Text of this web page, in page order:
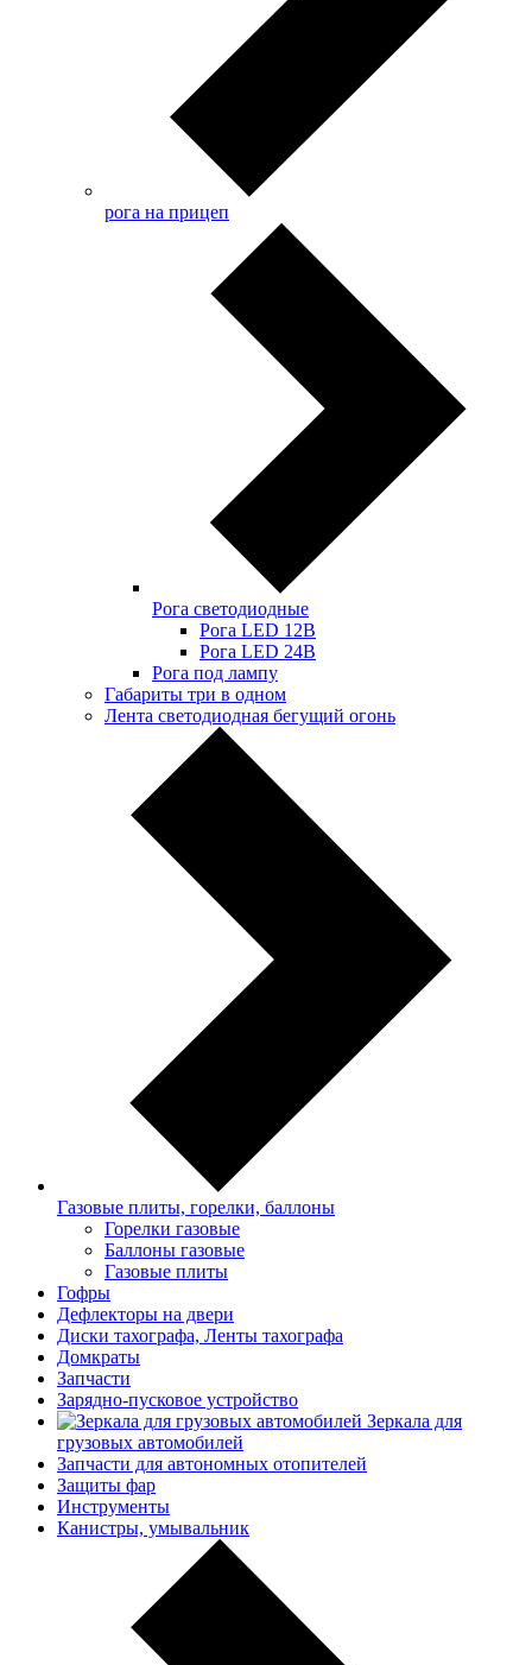
рога на прицеп
Рога светодиодные
Рога LED 12В
Рога LED 24В
Рога под лампу
Габариты три в одном
Лента светодиодная бегущий огонь
Газовые плиты, горелки, баллоны
Горелки газовые
Баллоны газовые
Газовые плиты
Гофры
Дефлекторы на двери
Диски тахографа, Ленты тахографа
Домкраты
Запчасти
Зарядно-пусковое устройство
Зеркала для
грузовых автомобилей
Запчасти для автономных отопителей
Защиты фар
Инструменты
Канистры, умывальник